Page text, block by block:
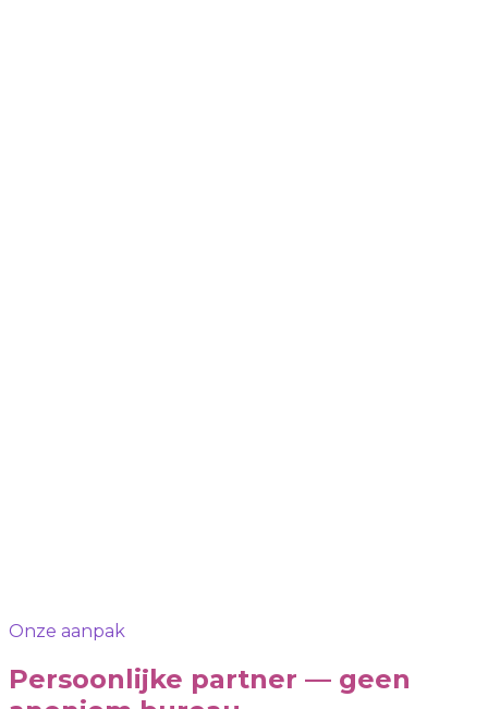
Onze aanpak
Persoonlijke partner — geen